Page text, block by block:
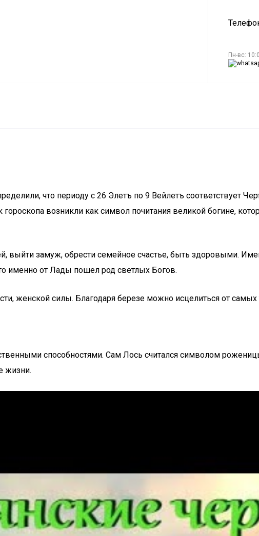
Пн-вс:
что периоду с 26 Элетъ по 9 Вейлетъ соответствует
возникли как символ почитания великой богине,
замуж, обрести семейное счастье, быть здоровыми.
именно от Лады пошел род светлых Богов.
женской силы. Благодаря березе можно исцелиться от
способностями. Сам Лось считался символом
жизни.